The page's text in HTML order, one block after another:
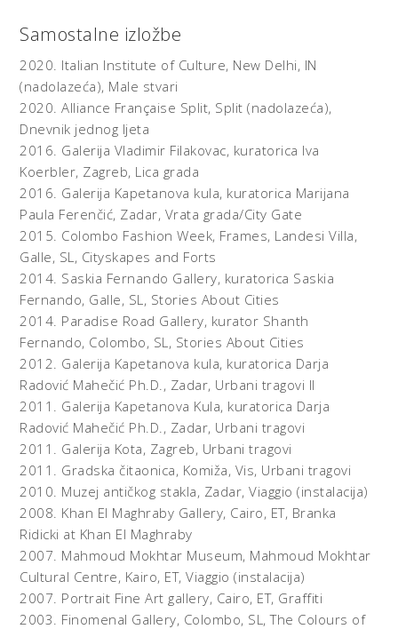
Samostalne izložbe
2020. Italian Institute of Culture, New Delhi, IN
(nadolazeća), Male stvari
2020.Alliance Française Split, Split (nadolazeća),
Dnevnik jednog ljeta
2016. Galerija Vladimir Filakovac, kuratorica Iva
Koerbler, Zagreb, Lica grada
2016. Galerija Kapetanova kula, kuratorica Marijana
Paula Ferenčić, Zadar, Vrata grada/City Gate
2015. Colombo Fashion Week, Frames, Landesi Villa,
Galle, SL, Cityskapes and Forts
2014. Saskia Fernando Gallery, kuratorica Saskia
Fernando, Galle, SL, Stories About Cities
2014. Paradise Road Gallery, kurator Shanth
Fernando, Colombo, SL, Stories About Cities
2012. Galerija Kapetanova kula, kuratorica Darja
Radović Mahečić Ph.D., Zadar, Urbani tragovi II
2011. Galerija Kapetanova Kula, kuratorica Darja
Radović Mahečić Ph.D., Zadar, Urbani tragovi
2011. Galerija Kota, Zagreb, Urbani tragovi
2011. Gradska čitaonica, Komiža, Vis, Urbani tragovi
2010. Muzej antičkog stakla, Zadar,Viaggio (instalacija)
2008. Khan El Maghraby Gallery, Cairo, ET, Branka
Ridicki at Khan El Maghraby
2007. Mahmoud Mokhtar Museum, Mahmoud Mokhtar
Cultural Centre, Kairo, ET,Viaggio (instalacija)
2007. Portrait Fine Art gallery, Cairo, ET, Graffiti
2003. Finomenal Gallery, Colombo, SL,The Colours of